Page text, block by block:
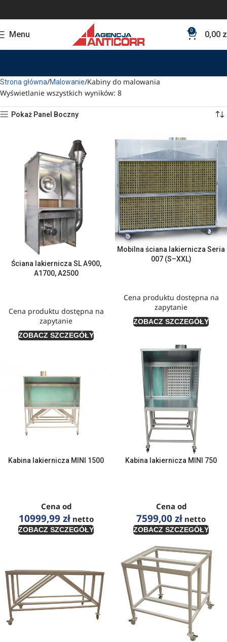
Menu 0 0,00
Strona główna Malowanie Kabiny do malowania
Wyświetlanie wszystkich wyników: 8
Pokaż Panel Boczny
Ściana lakiernicza SL A900,
A1700, A2500
Cena produktu dostępna na
zapytanie
ZOBACZ SZCZEGÓŁY
Mobilna ściana lakiernicza Seria
007 (S–XXL)
Cena produktu dostępna na
zapytanie
ZOBACZ SZCZEGÓŁY
Kabina lakiernicza MINI 1500
Cena od
10999,99złnetto
ZOBACZ SZCZEGÓŁY
Kabina lakiernicza MINI 750
Cena od
7599,00zł netto
ZOBACZ SZCZEGÓŁY